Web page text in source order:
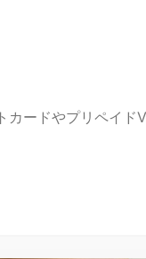
ードやプリペイド